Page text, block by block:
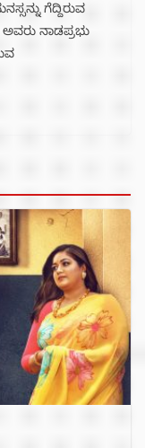
ಗೆದ್ದಿರುವ
ನಾಡಪ್ರಭು